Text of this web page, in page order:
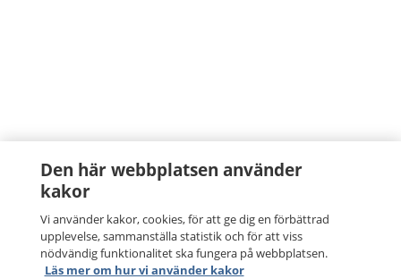
Den här webbplatsen använder
kakor
Vi använder kakor, cookies, för att ge dig en förbättrad
upplevelse, sammanställa statistik och för att viss
nödvändig funktionalitet ska fungera på webbplatsen.
Läs mer om hur vi använder kakor